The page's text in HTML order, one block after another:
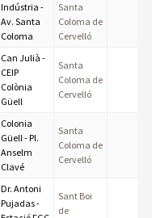
Indústria -
Av. Santa
Coloma
Santa
Coloma de
Cervelló
Can Julià -
CEIP
Colònia
Güell
Santa
Coloma de
Cervelló
Colonia
Güell - Pl.
Anselm
Clavé
Santa
Coloma de
Cervelló
Dr. Antoni
Pujadas -
Sant Boi
de